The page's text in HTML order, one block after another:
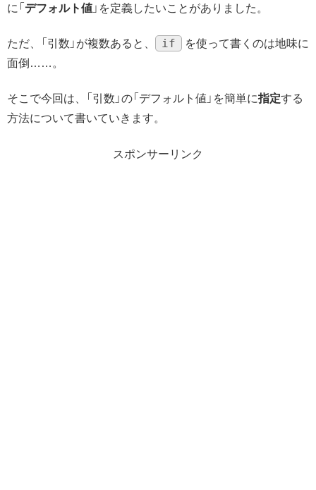
に「 デフォルト値 」を定義したいことがありました。
ただ、「引数」が複数あると、 if
を使って書くのは地味に
面倒……。
そこで今回は、「引数」の「デフォルト値」を簡単に指定する
方法について書いていきます。
スポンサーリンク